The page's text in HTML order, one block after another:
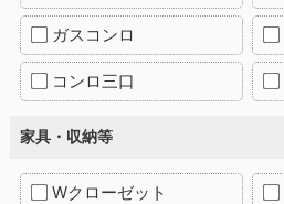
ガスコンロ
コンロ三口
家具・収納等
Wクローゼット